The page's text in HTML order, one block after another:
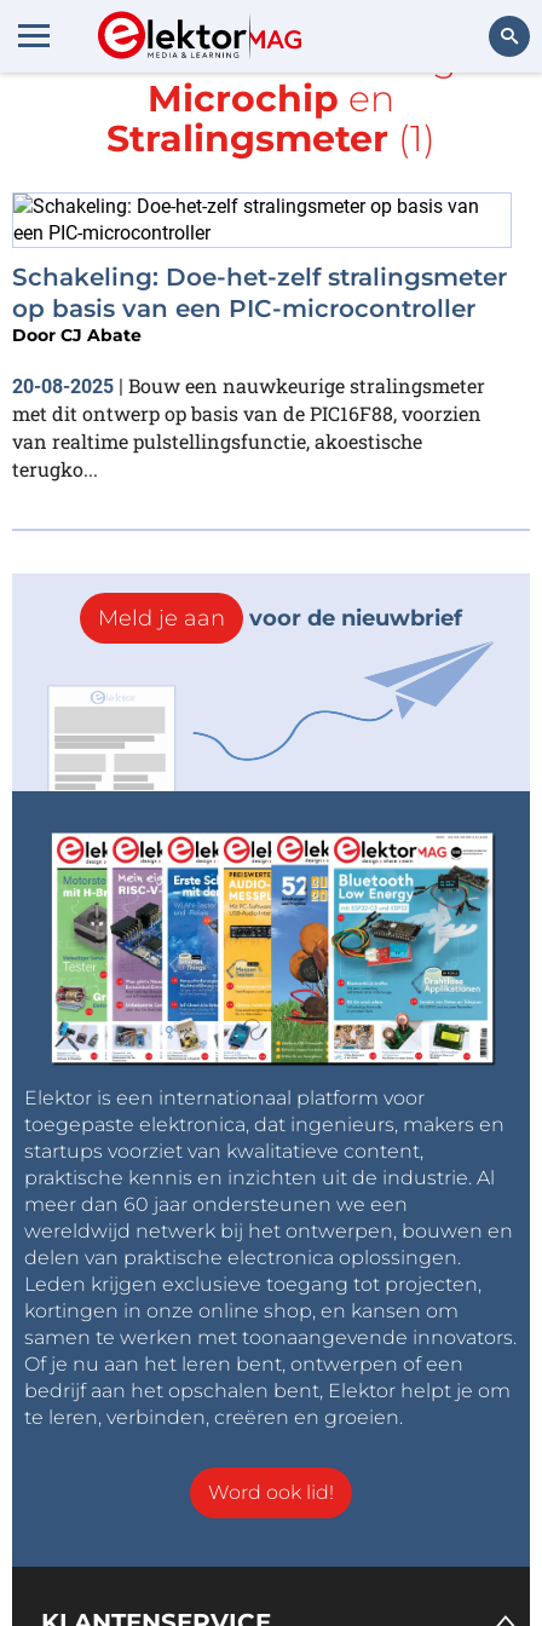
Alle items met de tags
Microchip en
Stralingsmeter (1)
Schakeling: Doe-het-zelf stralingsmeter
op basis van een PIC-microcontroller
Door CJ Abate
20-08-2025 | Bouw een nauwkeurige stralingsmeter
met dit ontwerp op basis van de PIC16F88, voorzien
van realtime pulstellingsfunctie, akoestische
terugko...
Meld je aan voor de nieuwbrief
Elektor is een internationaal platform voor
toegepaste elektronica, dat ingenieurs, makers en
startups voorziet van kwalitatieve content,
praktische kennis en inzichten uit de industrie. Al
meer dan 60 jaar ondersteunen we een
wereldwijd netwerk bij het ontwerpen, bouwen en
delen van praktische electronica oplossingen.
Leden krijgen exclusieve toegang tot projecten,
kortingen in onze online shop, en kansen om
samen te werken met toonaangevende innovators.
Of je nu aan het leren bent, ontwerpen of een
bedrijf aan het opschalen bent, Elektor helpt je om
te leren, verbinden, creëren en groeien.
Word ook lid!